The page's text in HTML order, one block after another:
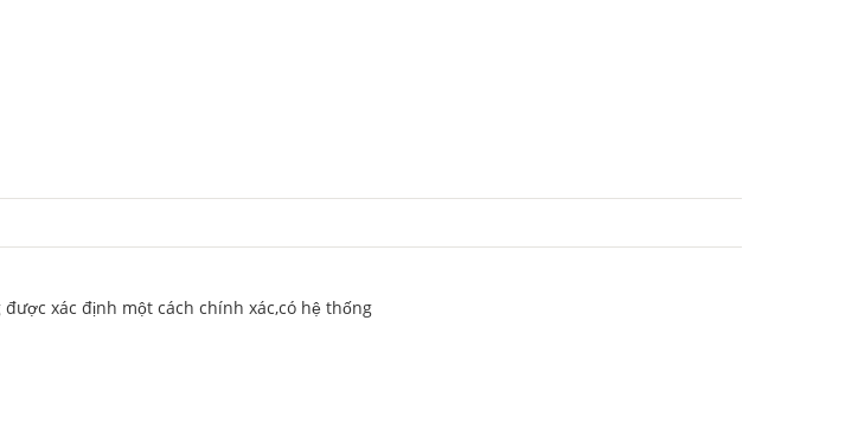
xác định một cách chính xác,có hệ thống